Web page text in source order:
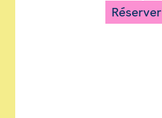
Réserver